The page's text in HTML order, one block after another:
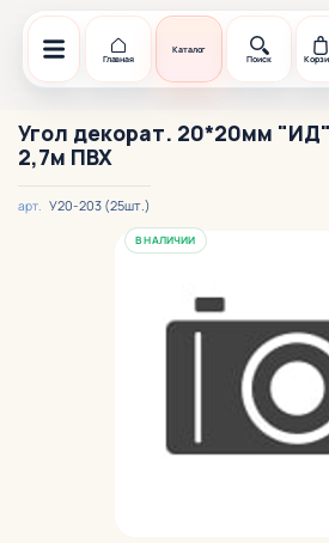
Главная
Каталог
Поиск
Угол декорат. 20*20мм
2,7м ПВХ
арт. У20-203 (25шт.)
В НАЛИЧИИ